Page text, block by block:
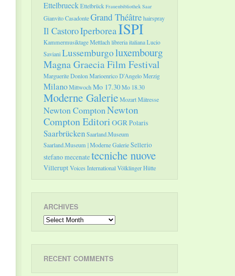
EttelbrueckEttelbrück Frauenbibliothek Saar
Gianvito CasadonteGrand Théâtrehairspray
Il CastoroIperboreaISPI
Kammermusiktage Mettlachlibreria italianaLucio
SavianiLussemburgoluxembourg
Magna Graecia Film Festival
Marguerite DonlonMarioenrico D'AngeloMerzig
MilanoMittwochMo 17.30Mo 18.30
Moderne GalerieMozartMätresse
Newton ComptonNewton
Compton Editori OGRPolaris
SaarbrückenSaarland.Museum
Saarland.Museum | Moderne GalerieSellerio
stefano mecenatetecniche nuove
VilleruptVoices InternationalVölklinger Hütte
ARCHIVES
Archives
RECENT COMMENTS